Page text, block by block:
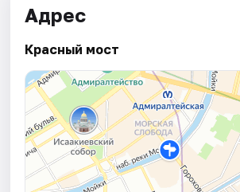
Адрес
Красный мост